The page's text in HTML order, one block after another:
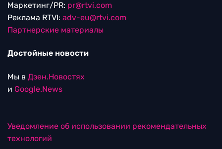
Маркетинг/PR: pr@rtvi.com
Реклама RTVI: adv-eu@rtvi.com
Партнерские материалы
Достойные новости
Мы в Дзен.Новостях
и Google.News
Уведомление об использовании рекомендательных
технологий